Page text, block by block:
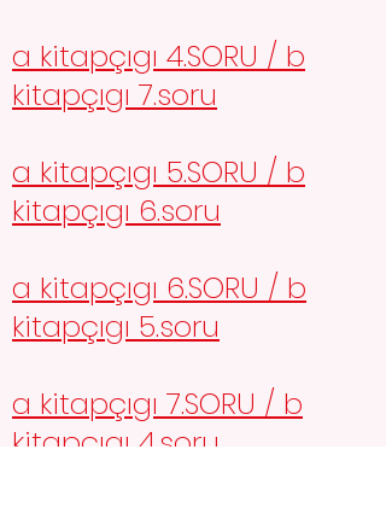
a kitapçıgı 4.SORU / b
kitapçıgı 7.soru
a kitapçıgı 5.SORU / b
kitapçıgı 6.soru
a kitapçıgı 6.SORU / b
kitapçıgı 5.soru
a kitapçıgı 7.SORU / b
kitapçıgı 4.soru